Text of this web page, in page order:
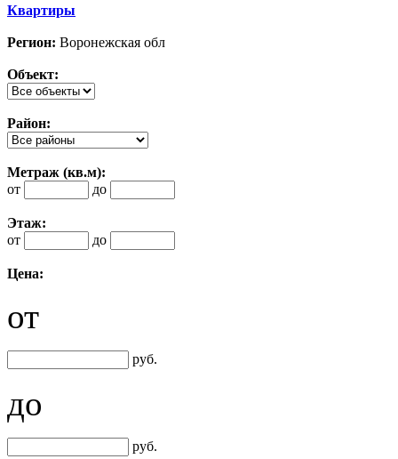
Квартиры
Регион: Воронежская обл
Объект:
Район:
Метраж (кв.м):
от
до
Этаж:
от
до
Цена:
от
руб.
до
руб.